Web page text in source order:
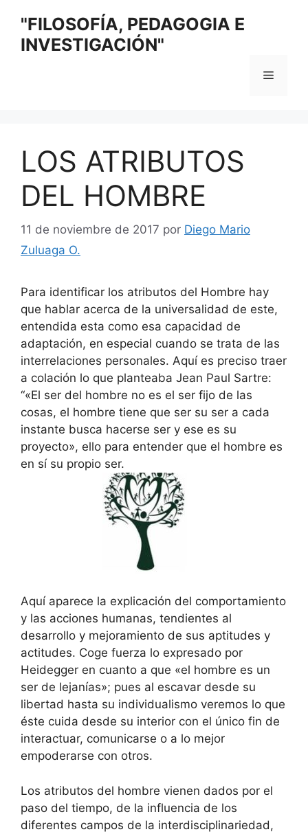
contenido
"FILOSOFÍA, PEDAGOGIA E
INVESTIGACIÓN"
Menú
LOS ATRIBUTOS
DEL HOMBRE
11 de noviembre de 2017 por Diego Mario
Zuluaga O.
Para identificar los atributos del Hombre hay
que hablar acerca de la universalidad de este,
entendida esta como esa capacidad de
adaptación, en especial cuando se trata de las
interrelaciones personales. Aquí es preciso traer
a colación lo que planteaba Jean Paul Sartre:
“«El ser del hombre no es el ser fijo de las
cosas, el hombre tiene que ser su ser a cada
instante busca hacerse ser y ese es su
proyecto», ello para entender que el hombre es
en sí su propio ser.
Aquí aparece la explicación del comportamiento
y las acciones humanas, tendientes al
desarrollo y mejoramiento de sus aptitudes y
actitudes. Coge fuerza lo expresado por
Heidegger en cuanto a que «el hombre es un
ser de lejanías»; pues al escavar desde su
libertad hasta su individualismo veremos lo que
éste cuida desde su interior con el único fin de
interactuar, comunicarse o a lo mejor
empoderarse con otros.
Los atributos del hombre vienen dados por el
paso del tiempo, de la influencia de los
diferentes campos de la interdisciplinariedad,